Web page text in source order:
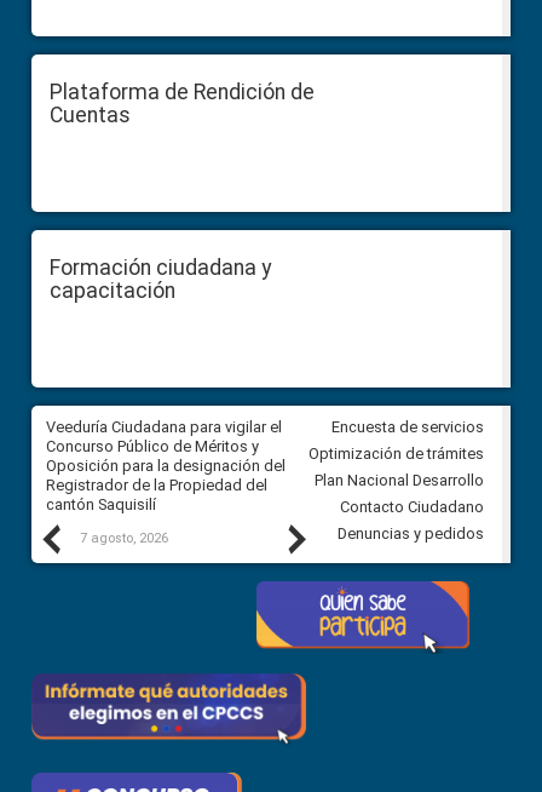
Plataforma de Rendición de
Cuentas
Formación ciudadana y
capacitación
Previous
Veeduría Ciudadana para vigilar el
Concurso Público de Méritos y
Oposición para la designación del
Registrador de la Propiedad del
cantón Saquisilí
7 agosto, 2026
Veeduría Ciudadana para
construcción del asfaltado de
Ballenita del cantón Santa
7 agosto, 2026
Next
Encuesta de servicios
Optimización de trámites
Plan Nacional Desarrollo
Contacto Ciudadano
Denuncias y pedidos